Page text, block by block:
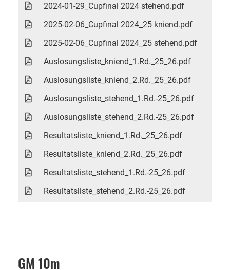
2024-01-29_Cupfinal 2024 stehend.pdf
2025-02-06_Cupfinal 2024_25 kniend.pdf
2025-02-06_Cupfinal 2024_25 stehend.pdf
Auslosungsliste_kniend_1.Rd._25_26.pdf
Auslosungsliste_kniend_2.Rd._25_26.pdf
Auslosungsliste_stehend_1.Rd.-25_26.pdf
Auslosungsliste_stehend_2.Rd.-25_26.pdf
Resultatsliste_kniend_1.Rd._25_26.pdf
Resultatsliste_kniend_2.Rd._25_26.pdf
Resultatsliste_stehend_1.Rd.-25_26.pdf
Resultatsliste_stehend_2.Rd.-25_26.pdf
GM 10m